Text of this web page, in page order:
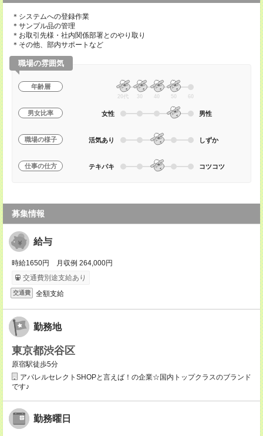
＊システムへの登録作業
＊サンプル品の管理
＊お取引先様・社内関係部署とのやり取り
＊その他、部内サポートなど
職場の雰囲気
年齢層
20代 30 40 50 60
男女比率 女性 男性
職場の様子 活気あり しずか
仕事の仕方 テキパキ コツコツ
募集情報
給与
時給1650円 月収例 264,000円
交通費別途支給あり
交通費 全額支給
勤務地
東京都渋谷区
原宿駅徒歩5分
アパレルセレクトSHOPと言えば！の企業☆国内トップクラスのブランド
です♪
勤務曜日